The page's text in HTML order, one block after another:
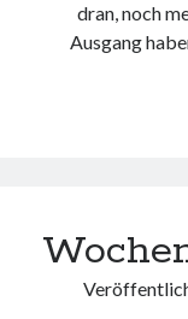
dran, noch
Ausgang